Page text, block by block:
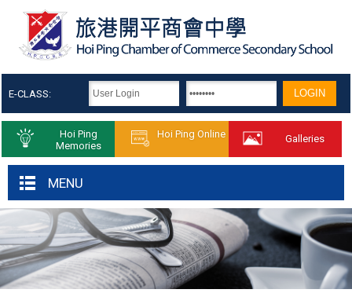
E-CLASS:
Hoi Ping
Memories
Hoi Ping Online Galleries
MENU